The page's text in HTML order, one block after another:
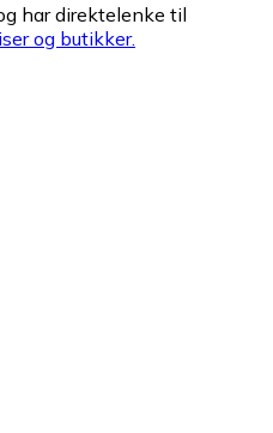
har direktelenke til
og butikker.